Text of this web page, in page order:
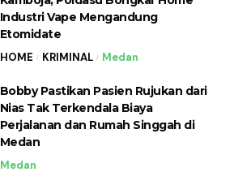
Industri Vape Mengandung
Etomidate
HOME KRIMINAL Medan
Bobby Pastikan Pasien Rujukan dari
Nias Tak Terkendala Biaya
Perjalanan dan Rumah Singgah di
Medan
Medan